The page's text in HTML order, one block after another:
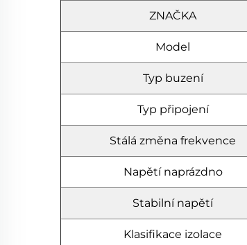
ZNAČKA
Model
Typ buzení
Typ připojení
Stálá změna frekvence
Napětí naprázdno
Stabilní napětí
Klasifikace izolace